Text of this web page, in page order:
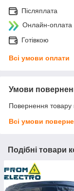
Післяплата
Онлайн-оплата
Готівкою
Всі умови оплати
Умови
Повернення товару
Всі умови
Подібні товари